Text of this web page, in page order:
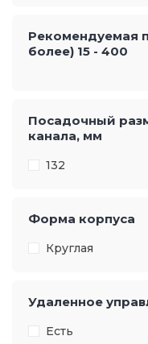
Рекомендуемая
более) 15 - 400
Посадочный
канала, мм
132
Форма корпуса
Круглая
Удаленное
Есть